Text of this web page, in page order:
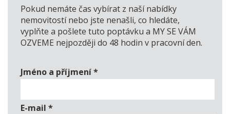
Pokud nemáte čas vybírat z naší nabídky
nemovitostí nebo jste nenašli, co hledáte,
vyplňte a pošlete tuto poptávku a MY SE VÁM
OZVEME nejpozději do 48 hodin v pracovní den.
Jméno a příjmení*
E-mail *